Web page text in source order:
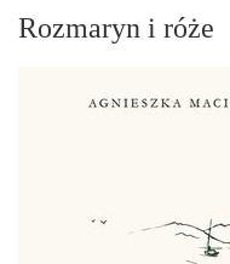
Rozmaryn i róże